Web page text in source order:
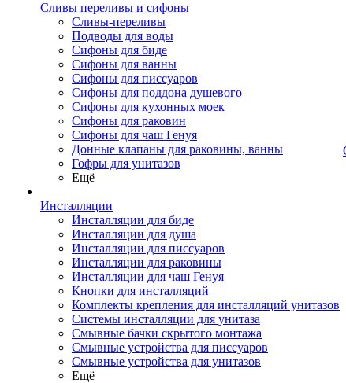
Сливы переливы и сифоны
Сливы-переливы
Подводы для воды
Сифоны для биде
Сифоны для ванны
Сифоны для писсуаров
Сифоны для поддона душевого
Сифоны для кухонных моек
Сифоны для раковин
Сифоны для чаш Генуя
Донные клапаны для раковины, ванны
Гофры для унитазов
Ещё
Инсталляции
Инсталляции для биде
Инсталляции для душа
Инсталляции для писсуаров
Инсталляции для раковины
Инсталляции для чаш Генуя
Кнопки для инсталляций
Комплекты крепления для инсталляций унитазов
Системы инсталляции для унитаза
Смывные бачки скрытого монтажа
Смывные устройства для писсуаров
Смывные устройства для унитазов
Ещё